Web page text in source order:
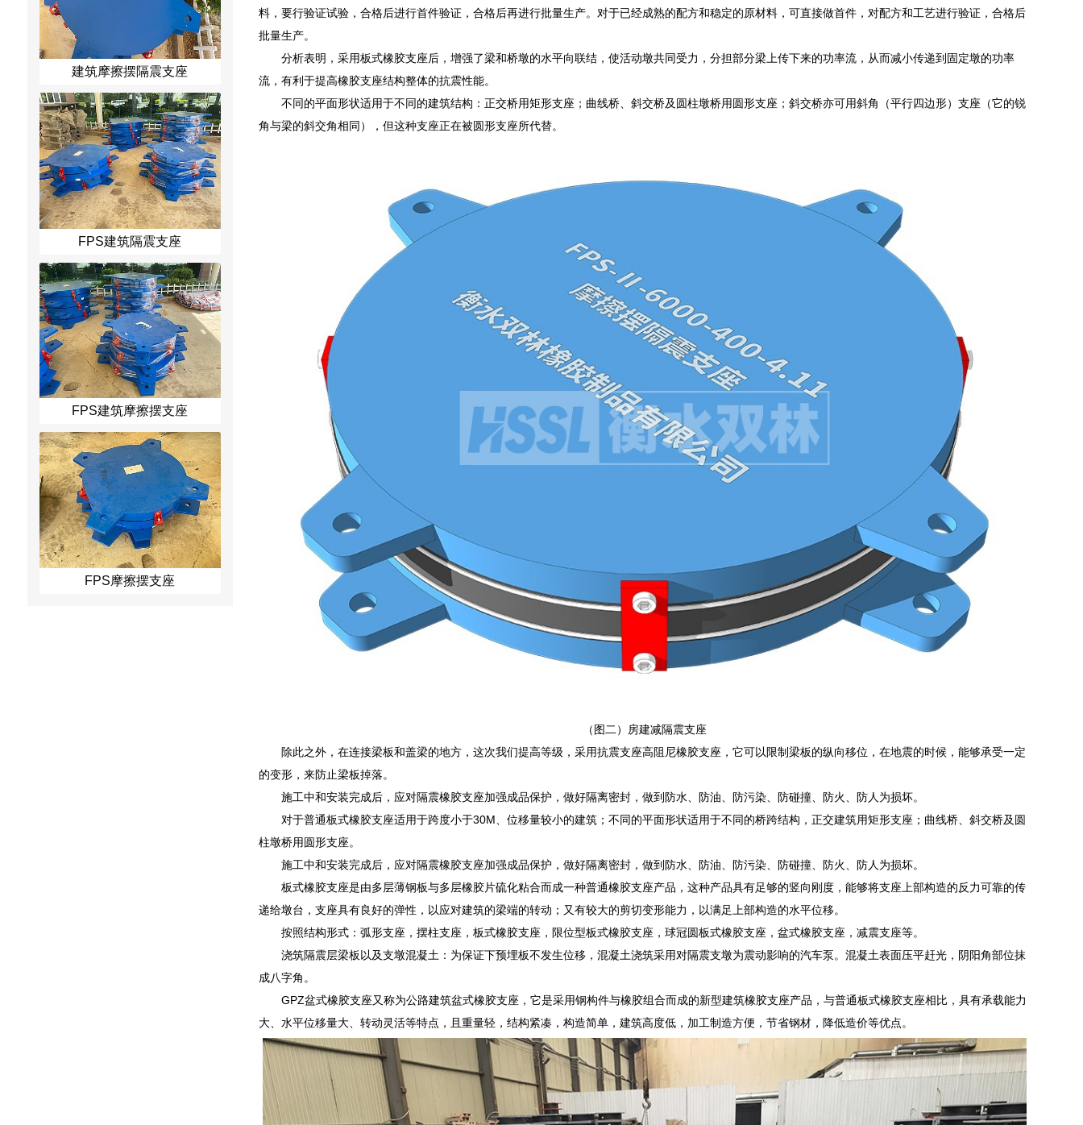
建筑摩擦摆隔震支座
FPS建筑隔震支座
FPS建筑摩擦摆支座
FPS摩擦摆支座
料，要行验证试验，合格后进行首件验证，合格后再进行批量生产。对于已经成熟的配方和稳定的原材料，可直接做首件，对配方和工艺进行验证，合格后
批量生产。
分析表明，采用板式橡胶支座后，增强了梁和桥墩的水平向联结，使活动墩共同受力，分担部分梁上传下来的功率流，从而减小传递到固定墩的功率
流，有利于提高橡胶支座结构整体的抗震性能。
不同的平面形状适用于不同的建筑结构：正交桥用矩形支座；曲线桥、斜交桥及圆柱墩桥用圆形支座；斜交桥亦可用斜角（平行四边形）支座（它的锐
角与梁的斜交角相同），但这种支座正在被圆形支座所代替。
（图二）房建减隔震支座
除此之外，在连接梁板和盖梁的地方，这次我们提高等级，采用抗震支座高阻尼橡胶支座，它可以限制梁板的纵向移位，在地震的时候，能够承受一定
的变形，来防止梁板掉落。
施工中和安装完成后，应对隔震橡胶支座加强成品保护，做好隔离密封，做到防水、防油、防污染、防碰撞、防火、防人为损坏。
对于普通板式橡胶支座适用于跨度小于30M、位移量较小的建筑；不同的平面形状适用于不同的桥跨结构，正交建筑用矩形支座；曲线桥、斜交桥及圆
柱墩桥用圆形支座。
施工中和安装完成后，应对隔震橡胶支座加强成品保护，做好隔离密封，做到防水、防油、防污染、防碰撞、防火、防人为损坏。
板式橡胶支座是由多层薄钢板与多层橡胶片硫化粘合而成一种普通橡胶支座产品，这种产品具有足够的竖向刚度，能够将支座上部构造的反力可靠的传
递给墩台，支座具有良好的弹性，以应对建筑的梁端的转动；又有较大的剪切变形能力，以满足上部构造的水平位移。
按照结构形式：弧形支座，摆柱支座，板式橡胶支座，限位型板式橡胶支座，球冠圆板式橡胶支座，盆式橡胶支座，减震支座等。
浇筑隔震层梁板以及支墩混凝土：为保证下预埋板不发生位移，混凝土浇筑采用对隔震支墩为震动影响的汽车泵。混凝土表面压平赶光，阴阳角部位抹
成八字角。
GPZ盆式橡胶支座又称为公路建筑盆式橡胶支座，它是采用钢构件与橡胶组合而成的新型建筑橡胶支座产品，与普通板式橡胶支座相比，具有承载能力
大、水平位移量大、转动灵活等特点，且重量轻，结构紧凑，构造简单，建筑高度低，加工制造方便，节省钢材，降低造价等优点。